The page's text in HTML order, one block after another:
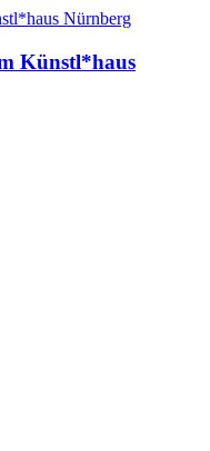
Künstl*haus